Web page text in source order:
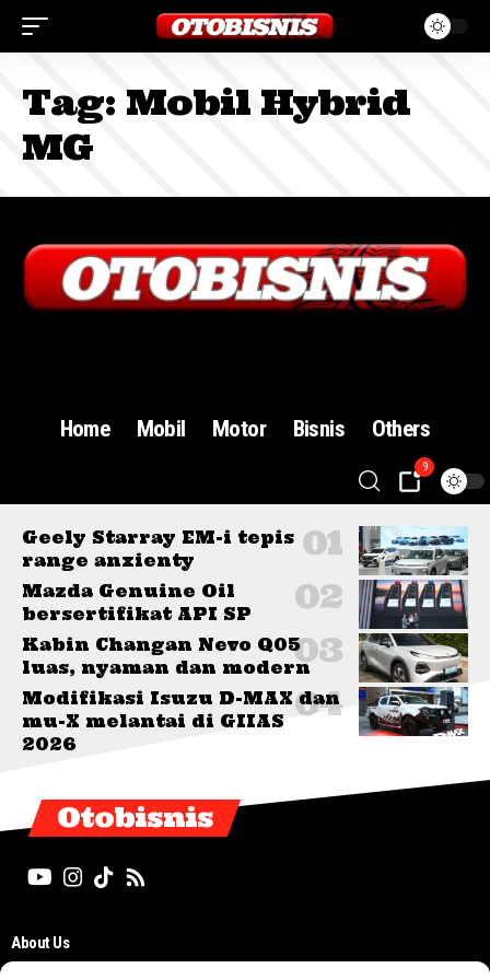
Tag: Mobil Hybrid
MG
Home Mobil Motor Bisnis Others
9
Geely Starray EM-i tepis
range anxienty
Mazda Genuine Oil
bersertifikat API SP
Kabin Changan Nevo Q05
luas, nyaman dan modern
Modifikasi Isuzu D-MAX dan
mu-X melantai di GIIAS
2026
Otobisnis
About Us